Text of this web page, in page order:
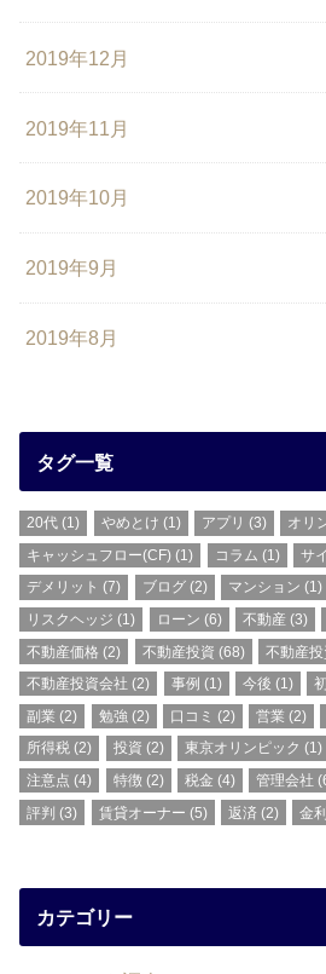
2019年12月
2019年11月
2019年10月
2019年9月
2019年8月
タグ一覧
20代 (1) やめとけ (1) アプリ (3) オリ
キャッシュフロー(CF) (1) コラム (1) サ
デメリット (7) ブログ(2) マンション (1)
リスクヘッジ (1) ローン (6) 不動産(3)
不動産価格 (2) 不動産投資 (68) 不動産
不動産投資会社 (2) 事例 (1) 今後 (1)
副業 (2) 勉強 (2) 口コミ (2) 営業 (2)
所得税 (2) 投資 (2) 東京オリンピック (1)
注意点 (4) 特徴(2) 税金 (4) 管理会社
評判 (3) 賃貸オーナー (5) 返済 (2) 金利
カテゴリー